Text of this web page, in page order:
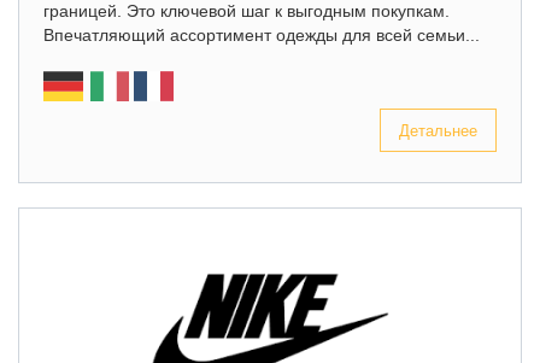
границей. Это ключевой шаг к выгодным покупкам.
Впечатляющий ассортимент одежды для всей семьи...
Детальнее